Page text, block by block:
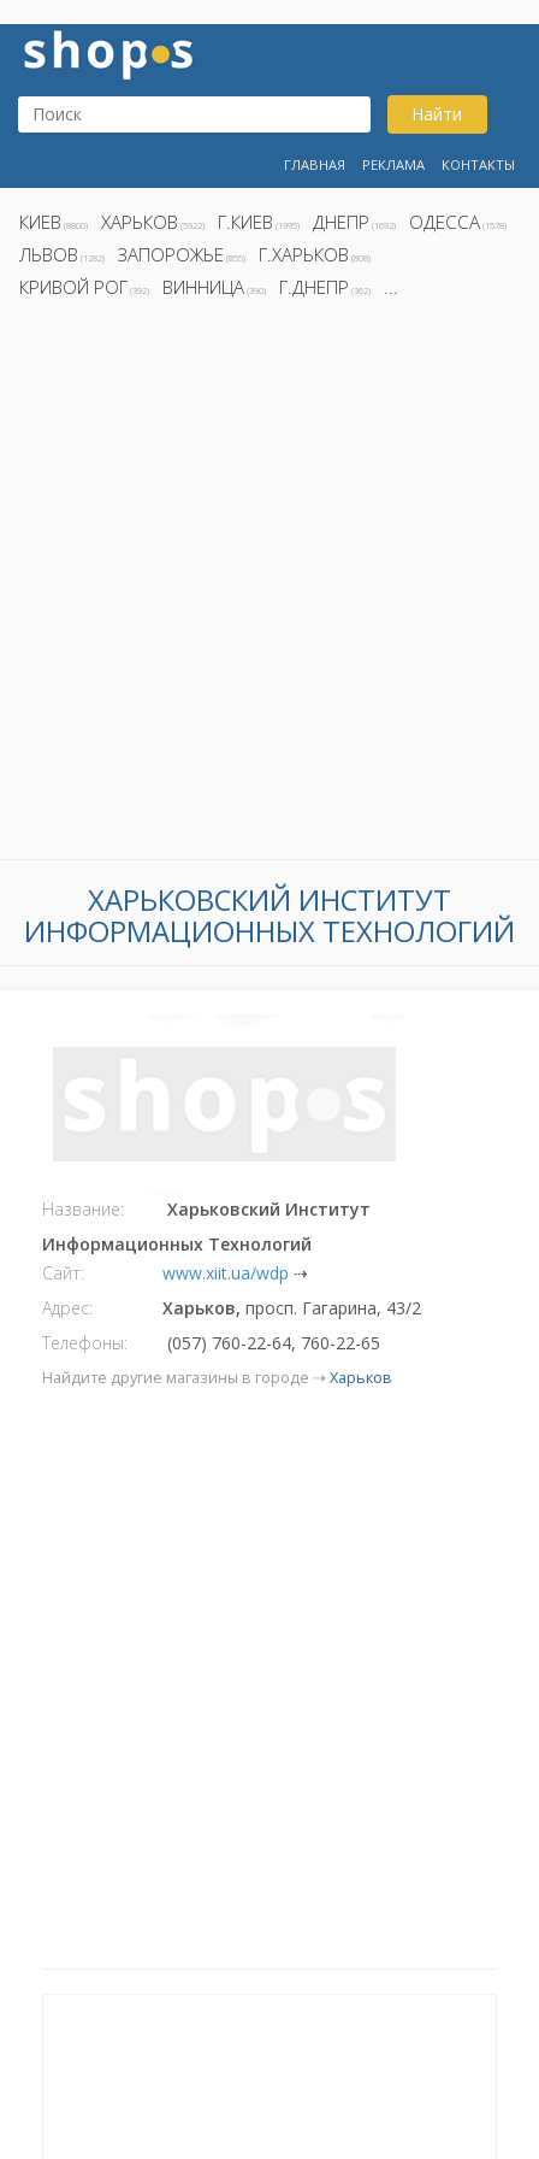
Найти
ГЛАВНАЯ РЕКЛАМА КОНТАКТЫ
КИЕВ (8800) ХАРЬКОВ (5922) Г.КИЕВ (1995) ДНЕПР (1692) ОДЕССА (1578)
ЛЬВОВ (1282) ЗАПОРОЖЬЕ (855) Г.ХАРЬКОВ (808)
КРИВОЙ РОГ (392) ВИННИЦА (390) Г.ДНЕПР (362) ...
ХАРЬКОВСКИЙ ИНСТИТУТ
ИНФОРМАЦИОННЫХ ТЕХНОЛОГИЙ
Название:
Харьковский Институт
Информационных Технологий
Сайт:
www.xiit.ua/wdp ⇢
Адрес:
Харьков, просп. Гагарина, 43/2
Телефоны:
(057) 760-22-64, 760-22-65
Найдите другие магазины в городе ⇢ Харьков